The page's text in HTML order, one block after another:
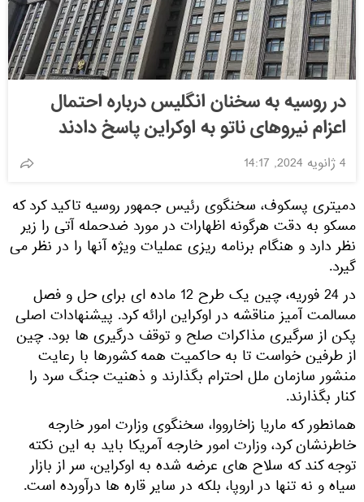
در روسیه به سخنان انگلیس درباره احتمال
اعزام نیروهای ناتو به اوکراین پاسخ دادند
4 ژانویه 2024, 14:17
دمیتری پسکوف، سخنگوی رئیس جمهور روسیه تاکید کرد که
مسکو به دقت هرگونه اظهارات در مورد ضدحمله آتی را زیر
نظر دارد و هنگام برنامه ریزی عملیات ویژه آنها را در نظر می
گیرد.
در 24 فوریه، چین یک طرح 12 ماده ای برای حل و فصل
مسالمت آمیز مناقشه در اوکراین ارائه کرد. پیشنهادات اصلی
پکن از سرگیری مذاکرات صلح و توقف درگیری ها بود. چین
از طرفین خواست تا به حاکمیت همه کشورها با رعایت
منشور سازمان ملل احترام بگذارند و ذهنیت جنگ سرد را
کنار بگذارند.
همانطور که ماریا زاخارووا، سخنگوی وزارت امور خارجه
خاطرنشان کرد، وزارت امور خارجه آمریکا باید به این نکته
توجه کند که سلاح های عرضه شده به اوکراین، سر از بازار
سیاه و نه تنها در اروپا، بلکه در سایر قاره ها درآورده است.